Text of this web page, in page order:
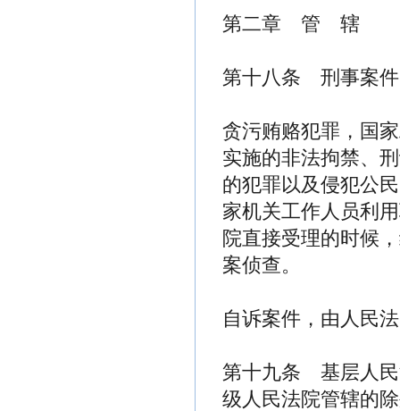
第二章 管 辖
第十八条 刑事案件
贪污贿赂犯罪，国
实施的非法拘禁、
的犯罪以及侵犯公
家机关工作人员利
院直接受理的时候
案侦查。
自诉案件，由人民
第十九条 基层人民
级人民法院管辖的